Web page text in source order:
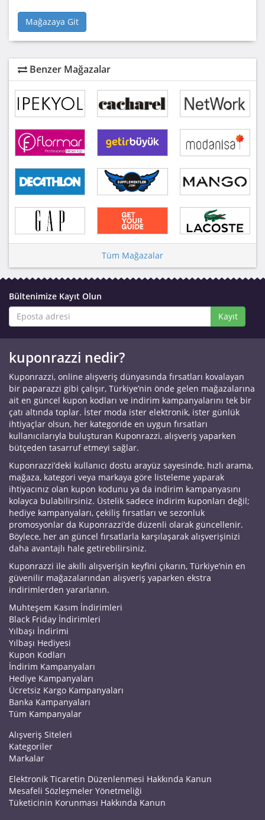
Mağazaya Git
Benzer Mağazalar
Tüm Mağazalar
Bültenimize Kayıt Olun
Kayıt
kuponrazzi nedir?
Kuponrazzi, online alışveriş dünyasında fırsatları kovalayan
bir paparazzi gibi çalışır, Türkiye’nin önde gelen mağazalarına
ait en güncel kupon kodları ve indirim kampanyalarını tek bir
çatı altında toplar. İster moda ister elektronik, ister günlük
ihtiyaçlar olsun, her kategoride en uygun fırsatları
kullanıcılarıyla buluşturan Kuponrazzi, alışveriş yaparken
bütçeden tasarruf etmeyi sağlar.
Kuponrazzi’deki kullanıcı dostu arayüz sayesinde, hızlı arama,
mağaza, kategori veya markaya göre listeleme yaparak
ihtiyacınız olan kupon kodunu ya da indirim kampanyasını
kolayca bulabilirsiniz. Üstelik sadece indirim kuponları değil;
hediye kampanyaları, çekiliş fırsatları ve sezonluk
promosyonlar da Kuponrazzi’de düzenli olarak güncellenir.
Böylece, her an güncel fırsatlarla karşılaşarak alışverişinizi
daha avantajlı hale getirebilirsiniz.
Kuponrazzi ile akıllı alışverişin keyfini çıkarın, Türkiye’nin en
güvenilir mağazalarından alışveriş yaparken ekstra
indirimlerden yararlanın.
Muhteşem Kasım İndirimleri
Black Friday İndirimleri
Yılbaşı İndirimi
Yılbaşı Hediyesi
Kupon Kodları
İndirim Kampanyaları
Hediye Kampanyaları
Ücretsiz Kargo Kampanyaları
Banka Kampanyaları
Tüm Kampanyalar
Alışveriş Siteleri
Kategoriler
Markalar
Elektronik Ticaretin Düzenlenmesi Hakkında Kanun
Mesafeli Sözleşmeler Yönetmeliği
Tüketicinin Korunması Hakkında Kanun